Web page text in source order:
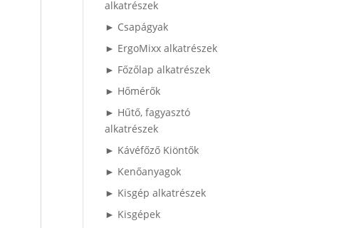
alkatrészek
► Csapágyak
► ErgoMixx alkatrészek
► Főzőlap alkatrészek
► Hőmérők
► Hűtő, fagyasztó
alkatrészek
► Kávéfőző Kiöntők
► Kenőanyagok
► Kisgép alkatrészek
► Kisgépek